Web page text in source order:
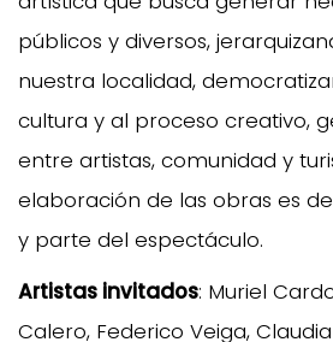
públicos y diversos,
nuestra localidad,
cultura y al proceso creativo,
entre artistas, comunidad y
elaboración de las obras es
y parte del espectáculo.
Artistas invitados: Muriel
Calero, Federico Veiga,